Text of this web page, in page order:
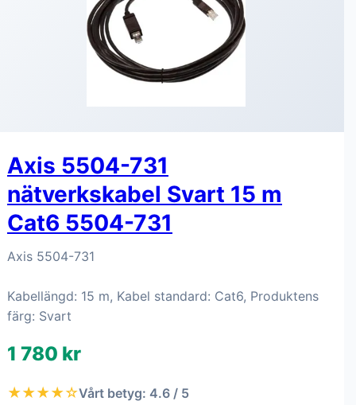
Axis 5504-731
nätverkskabel Svart 15 m
Cat6 5504-731
Axis 5504-731
Kabellängd: 15 m, Kabel standard: Cat6, Produktens
färg: Svart
1 780 kr
★★★★☆Vårt betyg: 4.6 / 5